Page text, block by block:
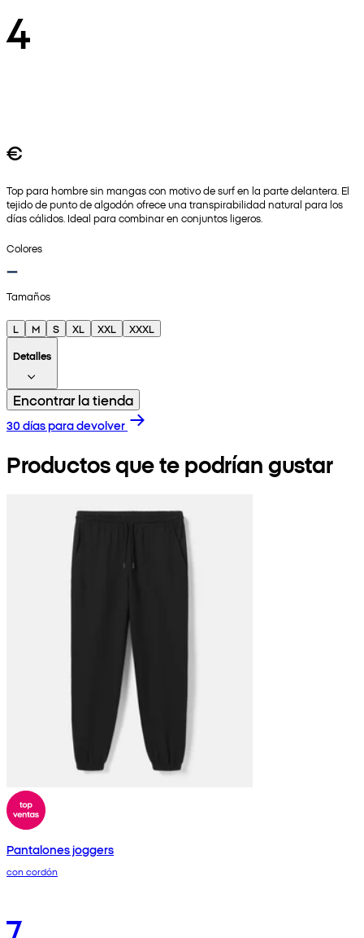
4
€
Top para hombre sin mangas con motivo de surf en la parte delantera. El
tejido de punto de algodón ofrece una transpirabilidad natural para los
días cálidos. Ideal para combinar en conjuntos ligeros.
Colores
Tamaños
L M S XL XXL
XXXL
Detalles
Encontrar la tienda
30 días para devolver
Productos que te podrían gustar
Pantalones joggers
con cordón